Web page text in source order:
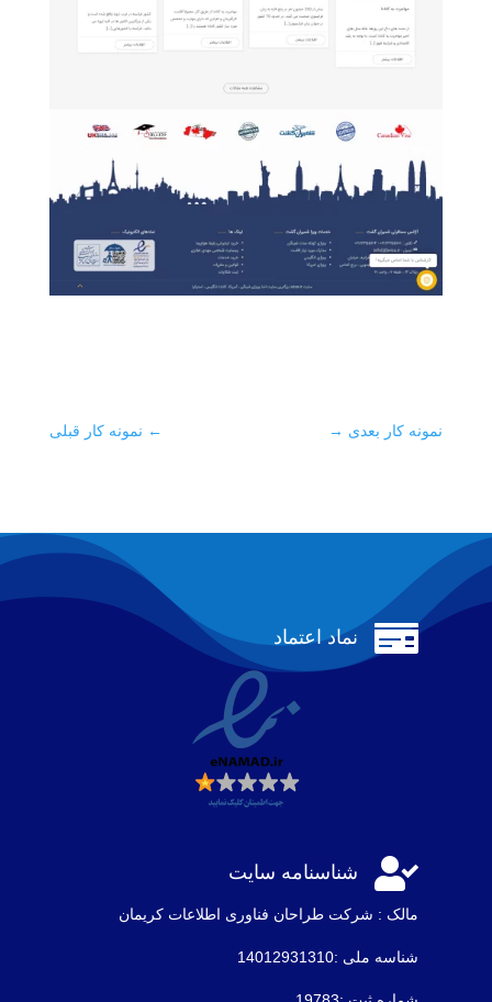
← نمونه کار قبلی نمونه کار بعدی →
 نماد اعتماد
 شناسنامه سایت
مالک : شرکت طراحان فناوری اطلاعات كريمان
شناسه ملی :14012931310